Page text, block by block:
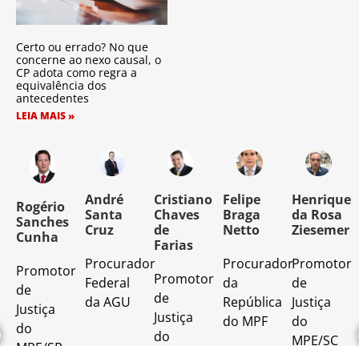
Certo ou errado? No que
concerne ao nexo causal, o
CP adota como regra a
equivalência dos
antecedentes
LEIA MAIS »
Rogério
Sanches
Cunha
Promotor
de
Justiça
do
André
Santa
Cruz
Procurador
Federal
da AGU
Cristiano
Chaves
de
Farias
Promotor
de
Justiça
do
Felipe
Braga
Netto
Procurador
da
República
do MPF
Henrique
da Rosa
Ziesemer
Promotor
de
Justiça
do
MPE/SC